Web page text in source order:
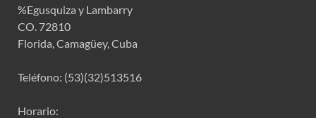
%Egusquiza y Lambarry
CO. 72810
Florida, Camagüey, Cuba
Teléfono: (53)(32)513516
Horario: